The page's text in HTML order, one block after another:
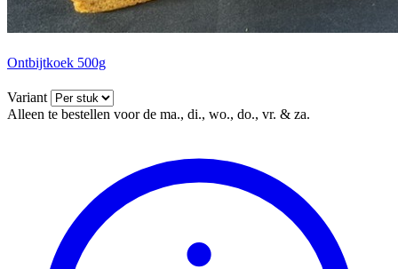
Ontbijtkoek 500g
Variant
Alleen te bestellen voor de ma., di., wo., do., vr. & za.